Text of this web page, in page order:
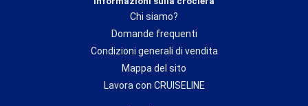
Chi siamo?
Domande frequenti
Condizioni generali di vendita
Mappa del sito
Lavora con CRUISELINE